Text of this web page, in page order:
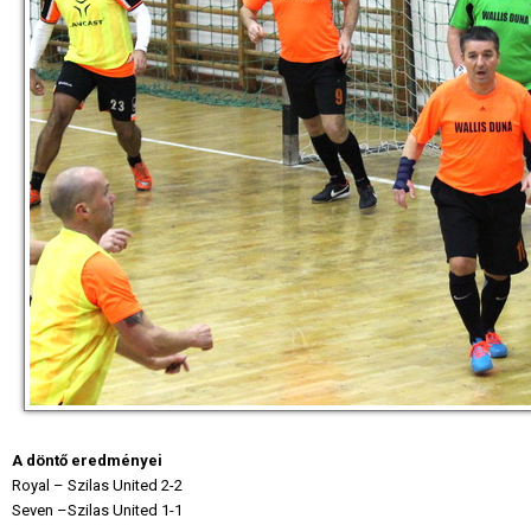
A döntő eredményei
Royal – Szilas United 2-2
Seven –Szilas United 1-1